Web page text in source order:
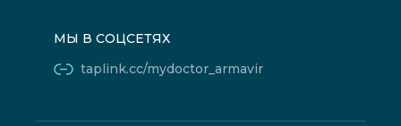
МЫ В СОЦСЕТЯХ
taplink.cc/mydoctor_armavir